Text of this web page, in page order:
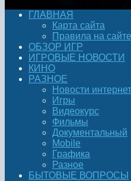
ГЛАВНАЯ
Карта сайта
Правила на сайте
ОБЗОР ИГР
ИГРОВЫЕ НОВОСТИ
КИНО
РАЗНОЕ
Новости
Игры
Видеокурс
Фильмы
Документальный
Mobile
Графика
Разное
БЫТОВЫЕ ВОПРОСЫ